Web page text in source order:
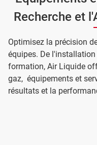
Recherche et
Optimisez la précision
équipes. De
formation, Air Liquide
gaz, équipements et
résultats et la